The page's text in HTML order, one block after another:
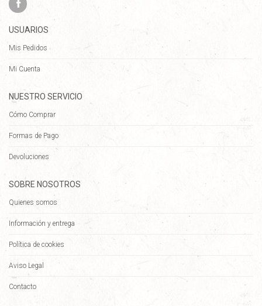
USUARIOS
Mis Pedidos
Mi Cuenta
NUESTRO SERVICIO
Cómo Comprar
Formas de Pago
Devoluciones
SOBRE NOSOTROS
Quienes somos
Información y entrega
Política de cookies
Aviso Legal
Contacto